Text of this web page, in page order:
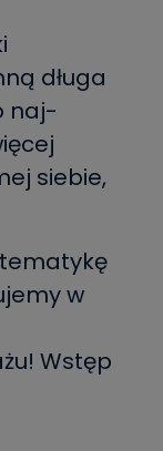
długa
naj-
siebie,
w
Wstęp